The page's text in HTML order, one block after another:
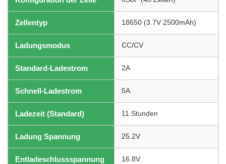
Zellentyp 18650 (3.7V 2500mAh)
Ladungsmodus CC/CV
Standard-Ladestrom 2A
Schnell-Ladestrom 5A
Ladezeit (Standard) 11 Stunden
Ladung Spannung 25.2V
Entladeschlussspannung 16.8V